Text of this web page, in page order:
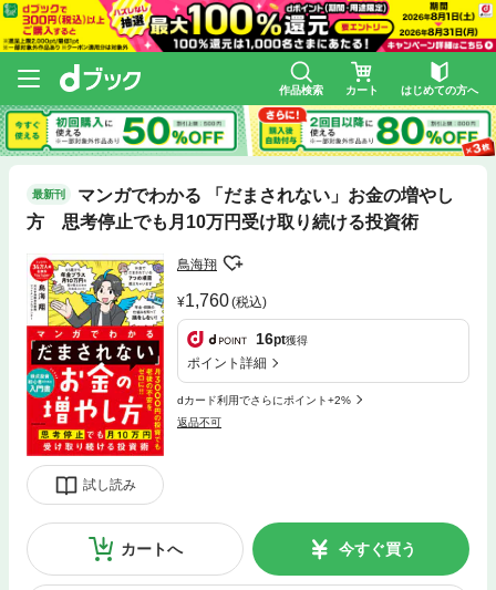
作品検索 カート はじめての方へ
最新刊
マンガでわかる 「だまされない」お金の増やし
方 思考停止でも月10万円受け取り続ける投資術
試し読み
鳥海翔
1,760(税込)
16pt獲得
ポイント詳細
dカード利用でさらにポイント+2%
返品不可
カートへ 今すぐ買う